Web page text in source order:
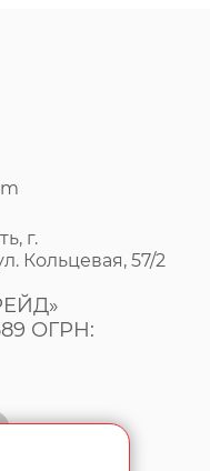
г.
Кольцевая, 57/2
ОГРН: